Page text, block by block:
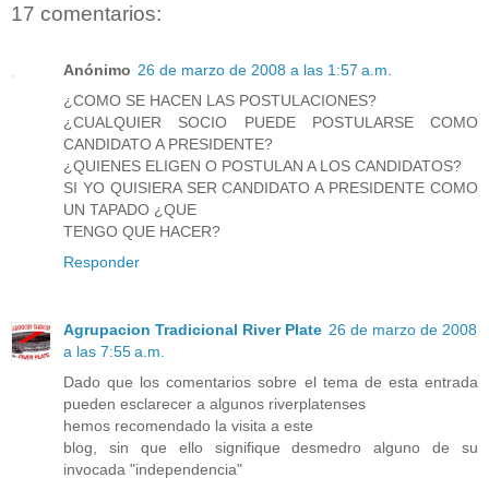
17 comentarios:
Anónimo 26 de marzo de 2008 a las 1:57 a.m.
¿COMO SE HACEN LAS POSTULACIONES?
¿CUALQUIER SOCIO PUEDE POSTULARSE COMO
CANDIDATO A PRESIDENTE?
¿QUIENES ELIGEN O POSTULAN A LOS CANDIDATOS?
SI YO QUISIERA SER CANDIDATO A PRESIDENTE COMO
UN TAPADO ¿QUE
TENGO QUE HACER?
Responder
Agrupacion Tradicional River Plate 26 de marzo de 2008
a las 7:55 a.m.
Dado que los comentarios sobre el tema de esta entrada
pueden esclarecer a algunos riverplatenses
hemos recomendado la visita a este
blog, sin que ello signifique desmedro alguno de su
invocada "independencia"